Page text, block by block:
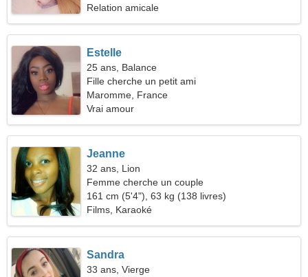
Relation amicale
Estelle
25 ans, Balance
Fille cherche un petit ami
Maromme, France
Vrai amour
Jeanne
32 ans, Lion
Femme cherche un couple
161 cm (5'4"), 63 kg (138 livres)
Films, Karaoké
Sandra
33 ans, Vierge